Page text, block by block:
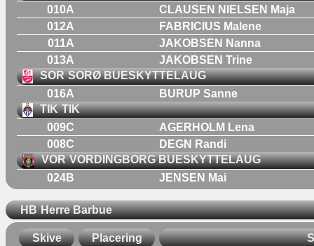
010A
CLAUSEN NIELSEN Maja
012A
FABRICIUS Malene
011A
JAKOBSEN Nanna
013A
JAKOBSEN Trine
SOR SORØ BUESKYTTELAUG
016A
BURUP Sanne
TIK TIK
009C
AGERHOLM Lena
008C
DEGN Randi
VOR VORDINGBORG BUESKYTTELAUG
024B
JENSEN Mai
HB Herre Barbue
Skive Placering